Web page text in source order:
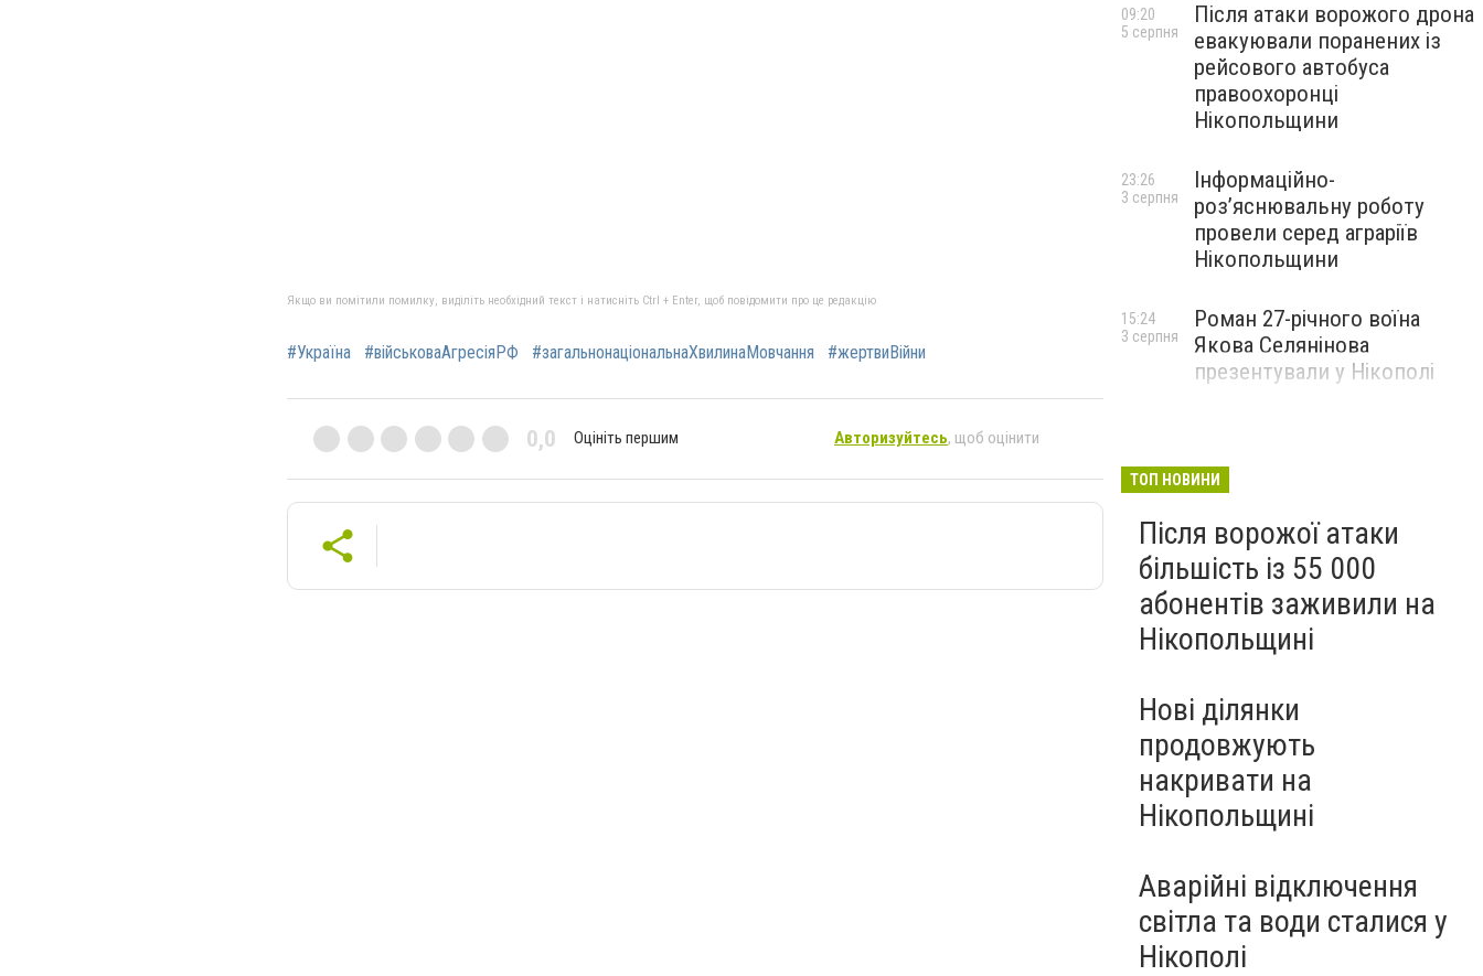
Якщо ви помітили помилку, виділіть необхідний текст і натисніть Ctrl + Enter, щоб повідомити про це редакцію
#Україна #військоваАгресіяРФ #загальнонаціональнаХвилинаМовчання #жертвиВійни
0,0 Оцініть першим Авторизуйтесь, щоб оцінити
Після атаки ворожого дрона
евакуювали поранених із
рейсового автобуса
правоохоронці
Нікопольщини
09:20
5 серпня
Інформаційно-
роз’яснювальну роботу
провели серед аграріїв
Нікопольщини
23:26
3 серпня
Роман 27-річного воїна
Якова Селянінова
презентували у Нікополі
15:24
3 серпня
ТОП НОВИНИ
Після ворожої атаки
більшість із 55 000
абонентів заживили на
Нікопольщині
Нові ділянки
продовжують
накривати на
Нікопольщині
Аварійні відключення
світла та води сталися у
Нікополі